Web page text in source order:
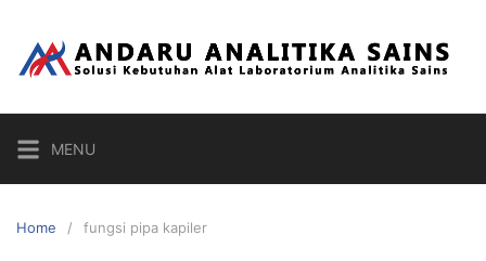
content
MENU
Home fungsi pipa kapiler